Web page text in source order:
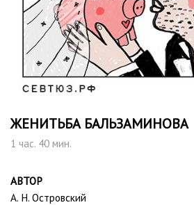
ЖЕНИТЬБА БАЛЬЗАМИНОВА
1 час. 40 мин.
АВТОР
А. Н. Островский